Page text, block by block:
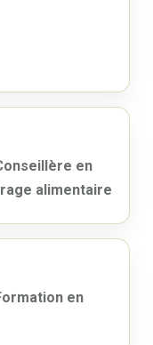
en
alimentaire
en